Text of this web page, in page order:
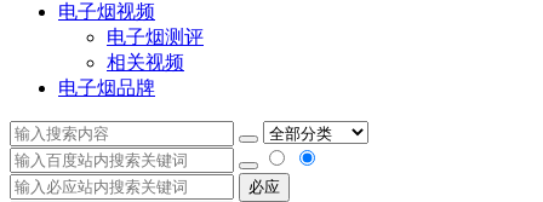
电子烟视频
电子烟测评
相关视频
电子烟品牌
必应